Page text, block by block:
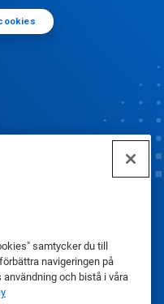
samtycker du till
navigeringen på
och bistå i våra
|